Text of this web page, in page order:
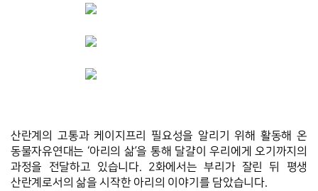
산란계의 고통과 케이지프리 필요성을 알리기 위해 활동해 온
동물자유연대는 ‘아리의 삶’을 통해 달걀이 우리에게 오기까지의
과정을 전달하고 있습니다. 2화에서는 부리가 잘린 뒤 평생
산란계로서의 삶을 시작한 아리의 이야기를 담았습니다.